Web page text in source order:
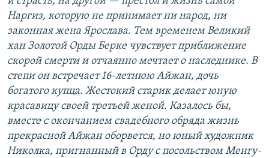
Наргиз, которую не принимает ни народ, ни
законная жена Ярослава. Тем временем Великий
хан Золотой Орды Берке чувствует приближение
скорой смерти и отчаянно мечтает о наследнике. В
степи он встречает 16-летнюю Айжан, дочь
богатого купца. Жестокий старик делает юную
красавицу своей третьей женой. Казалось бы,
вместе с окончанием свадебного обряда жизнь
прекрасной Айжан оборвется, но юный художник
Николка, пригнанный в Орду с посольством Менгу-